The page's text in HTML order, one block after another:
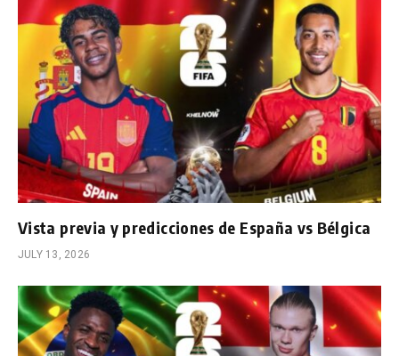
Vista previa y predicciones de España vs Bélgica
JULY 13, 2026